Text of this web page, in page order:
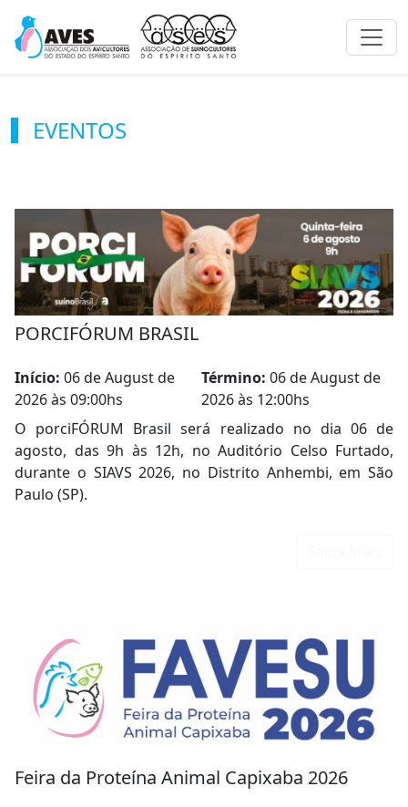
EVENTOS
PORCIFÓRUM BRASIL
Início: 06 de August de
2026 às 09:00hs
Término: 06 de August de
2026 às 12:00hs
O porciFÓRUM Brasil será realizado no dia 06 de
agosto, das 9h às 12h, no Auditório Celso Furtado,
durante o SIAVS 2026, no Distrito Anhembi, em São
Paulo (SP).
Feira da Proteína Animal Capixaba 2026